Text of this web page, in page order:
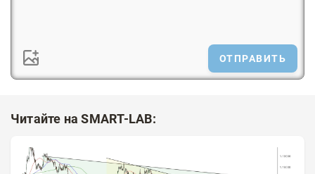
ОТПРАВИТЬ
Читайте на SMART-LAB: